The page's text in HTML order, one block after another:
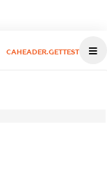
CAHEADER.GETTEST